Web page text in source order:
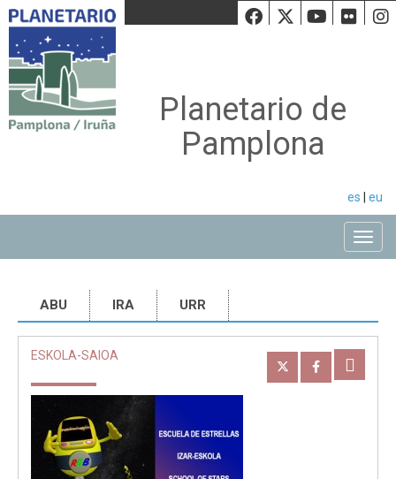
Facebook
Twiiter
Planetario de
Pamplona
es eu
ABU IRA URR
ESKOLA-SAIOA